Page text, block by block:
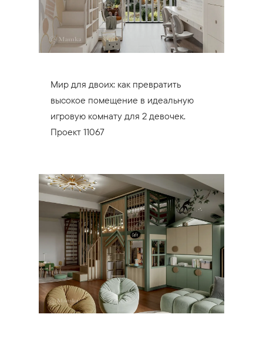
Мир для двоих: как превратить
высокое помещение в идеальную
игровую комнату для 2 девочек.
Проект 11067